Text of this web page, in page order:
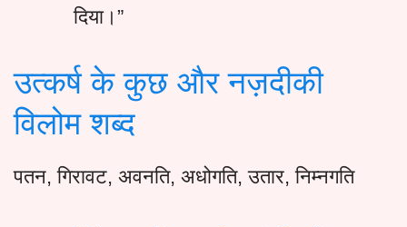
दिया।”
उत्कर्ष के कुछ और नज़दीकी
विलोम शब्द
पतन, गिरावट, अवनति, अधोगति, उतार, निम्नगति